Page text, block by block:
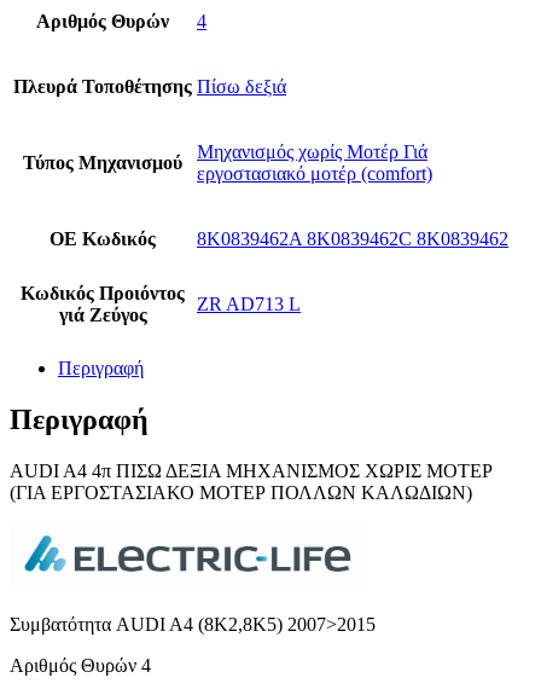
Αριθμός Θυρών 4
Πλευρά Τοποθέτησης Πίσω δεξιά
Τύπος Μηχανισμού
Μηχανισμός χωρίς Μοτέρ Γιά
εργοστασιακό μοτέρ (comfort)
ΟΕ Κωδικός 8K0839462A 8K0839462C 8K0839462
Κωδικός Προιόντος
γιά Ζεύγος
ZR AD713 L
Περιγραφή
Περιγραφή
AUDI A4 4π ΠΙΣΩ ΔΕΞΙΑ ΜΗΧΑΝΙΣΜΟΣ ΧΩΡΙΣ ΜΟΤΕΡ
(ΓΙΑ ΕΡΓΟΣΤΑΣΙΑΚΟ ΜΟΤΕΡ ΠΟΛΛΩΝ ΚΑΛΩΔΙΩΝ)
Συμβατότητα AUDI A4 (8K2,8K5) 2007>2015
Αριθμός Θυρών 4